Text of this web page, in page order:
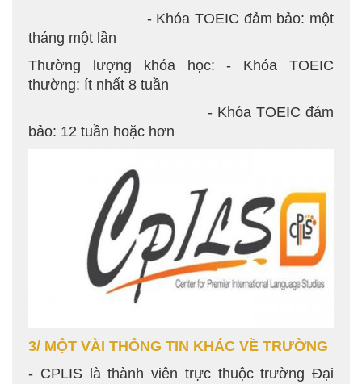
- Khóa TOEIC đảm bảo: một
tháng một lần
Thường lượng khóa học: - Khóa TOEIC
thường: ít nhất 8 tuần
- Khóa TOEIC đảm
bảo: 12 tuần hoặc hơn
3/ MỘT VÀI THÔNG TIN KHÁC VỀ TRƯỜNG
- CPLIS là thành viên trực thuộc trường Đại